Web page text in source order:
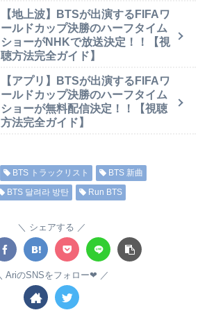
【地上波】BTSが出演するFIFAワ
ールドカップ決勝のハーフタイム
ショーがNHKで放送決定！！【視
聴方法完全ガイド】
【アプリ】BTSが出演するFIFAワ
ールドカップ決勝のハーフタイム
ショーが無料配信決定！！【視聴
方法完全ガイド】
BTS トラックリスト
BTS 新曲
BTS 달려라 방탄 Run BTS
シェアする
AriのSNSをフォロー❤︎